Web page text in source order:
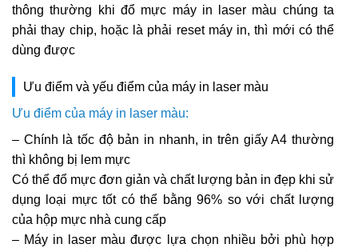
thông thường khi đổ mực máy in laser màu chúng ta
phải thay chip, hoặc là phải reset máy in, thì mới có thể
dùng được
Ưu điểm và yếu điểm của máy in laser màu
Ưu điểm của máy in laser màu:
– Chính là tốc độ bản in nhanh, in trên giấy A4 thường
thì không bị lem mực
Có thể đổ mực đơn giản và chất lượng bản in đẹp khi sử
dụng loại mực tốt có thể bằng 96% so với chất lượng
của hộp mực nhà cung cấp
– Máy in laser màu được lựa chọn nhiều bởi phù hợp